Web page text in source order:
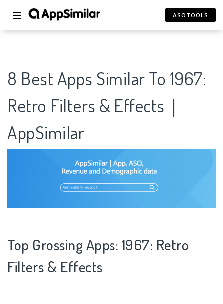
☰ ASOTOOLS
8 Best Apps Similar To 1967:
Retro Filters & Effects｜
AppSimilar
Top Grossing Apps: 1967: Retro
Filters & Effects